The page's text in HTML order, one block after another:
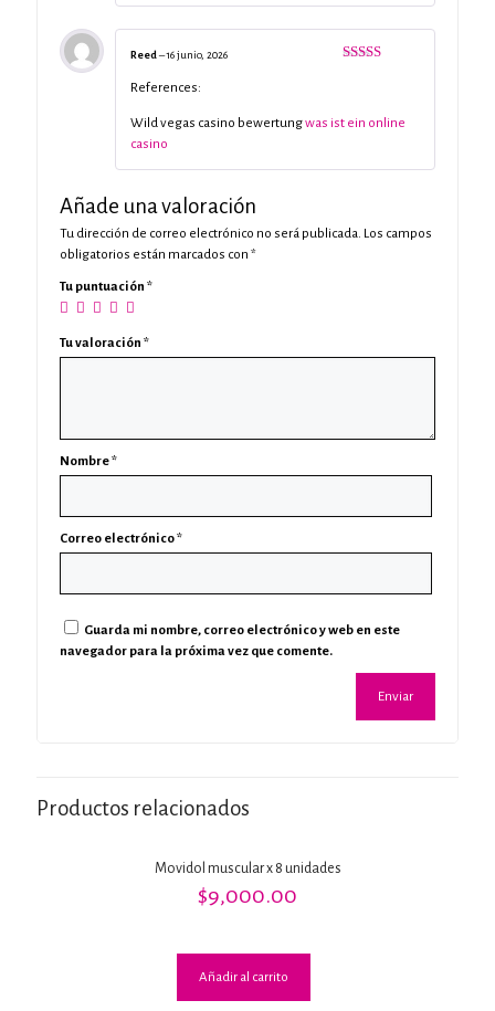
Reed –16 junio, 2026
References:
Wild vegas casino bewertungwas ist ein online
casino
Añade una valoración
Tu dirección de correo electrónico no será publicada. Los campos
obligatorios están marcados con *
Tu puntuación *
Tu valoración *
Nombre*
Correo electrónico*
Guarda mi nombre, correo electrónico y web en este
navegador para la próxima vez que comente.
Productos relacionados
Movidol muscular x 8 unidades
$9,000.00
Añadir al carrito